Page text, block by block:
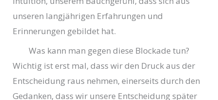
unseren langjährigen Erfahrungen und
Erinnerungen gebildet hat.
Was kann man gegen diese Blockade tun?
Wichtig ist erst mal, dass wir den Druck aus der
Entscheidung raus nehmen, einerseits durch den
Gedanken, dass wir unsere Entscheidung später